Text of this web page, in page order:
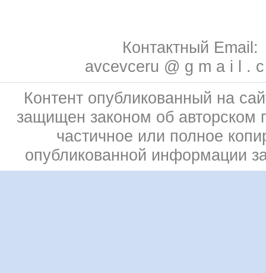
Контактный Email:
avcevceru @ g m a i l .
Контент опубликованный на
защищен законом об авторском
частичное или полное
опубликованной информации